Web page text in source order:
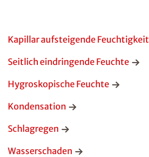
Kapillar aufsteigende Feuchtigkeit
Seitlich eindringende Feuchte
Hygroskopische Feuchte
Kondensation
Schlagregen
Wasserschaden